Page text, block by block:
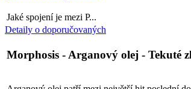
Jaké spojení je mezi P...
Detaily o doporučovaných
Morphosis - Arganový olej - Tekuté